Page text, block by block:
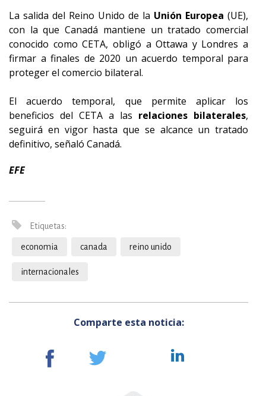
La salida del Reino Unido de la Unión Europea (UE),
con la que Canadá mantiene un tratado comercial
conocido como CETA, obligó a Ottawa y Londres a
firmar a finales de 2020 un acuerdo temporal para
proteger el comercio bilateral.
El acuerdo temporal, que permite aplicar los
beneficios del CETA a las relaciones bilaterales,
seguirá en vigor hasta que se alcance un tratado
definitivo, señaló Canadá.
EFE
Etiquetas:
economia canada reino unido
internacionales
Comparte esta noticia: